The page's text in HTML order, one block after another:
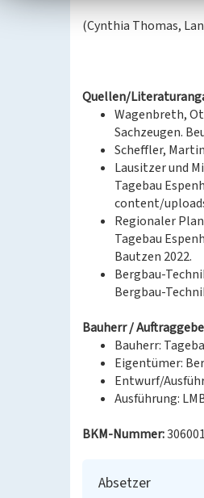
(Cynthia Thomas,
Quellen/
Wagenbreth,
Sachzeugen.
Scheffler,
Lausitzer und
Tagebau
content/
Regionaler
Tagebau
Bautzen 2022.
Bergbau-
Bergbau-
Bauherr /
Bauherr:
Eigentümer:
Entwurf/
Ausführung:
BKM-Nummer:
Absetzer